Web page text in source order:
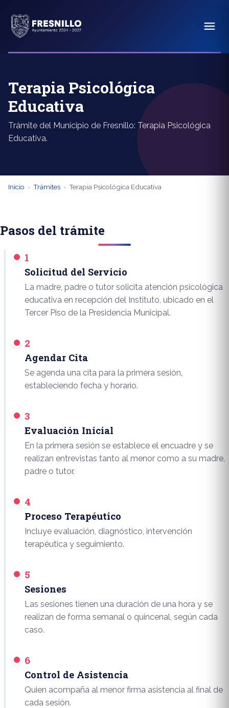
Terapia Psicológica
Educativa
Trámite del Municipio de Fresnillo: Terapia Psicológica
Educativa.
Inicio › Trámites › Terapia Psicológica Educativa
Pasos del trámite
1
Solicitud del Servicio
La madre, padre o tutor solicita atención psicológica
educativa en recepción del Instituto, ubicado en el
Tercer Piso de la Presidencia Municipal.
2
Agendar Cita
Se agenda una cita para la primera sesión,
estableciendo fecha y horario.
3
Evaluación Inicial
En la primera sesión se establece el encuadre y se
realizan entrevistas tanto al menor como a su madre,
padre o tutor.
4
Proceso Terapéutico
Incluye evaluación, diagnóstico, intervención
terapéutica y seguimiento.
5
Sesiones
Las sesiones tienen una duración de una hora y se
realizan de forma semanal o quincenal, según cada
caso.
6
Control de Asistencia
Quien acompaña al menor firma asistencia al final de
cada sesión.